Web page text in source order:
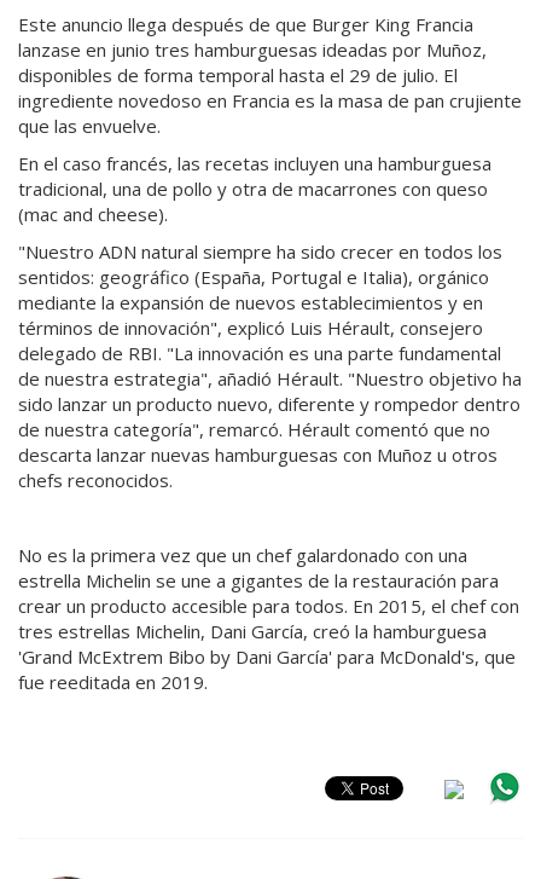
Este anuncio llega después de que Burger King Francia
lanzase en junio tres hamburguesas ideadas por Muñoz,
disponibles de forma temporal hasta el 29 de julio. El
ingrediente novedoso en Francia es la masa de pan crujiente
que las envuelve.
En el caso francés, las recetas incluyen una hamburguesa
tradicional, una de pollo y otra de macarrones con queso
(mac and cheese).
"Nuestro ADN natural siempre ha sido crecer en todos los
sentidos: geográfico (España, Portugal e Italia), orgánico
mediante la expansión de nuevos establecimientos y en
términos de innovación", explicó Luis Hérault, consejero
delegado de RBI. "La innovación es una parte fundamental
de nuestra estrategia", añadió Hérault. "Nuestro objetivo ha
sido lanzar un producto nuevo, diferente y rompedor dentro
de nuestra categoría", remarcó. Hérault comentó que no
descarta lanzar nuevas hamburguesas con Muñoz u otros
chefs reconocidos.
No es la primera vez que un chef galardonado con una
estrella Michelin se une a gigantes de la restauración para
crear un producto accesible para todos. En 2015, el chef con
tres estrellas Michelin, Dani García, creó la hamburguesa
'Grand McExtrem Bibo by Dani García' para McDonald's, que
fue reeditada en 2019.